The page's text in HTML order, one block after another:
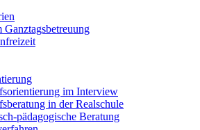
Ganztagsbetreuung
im Interview
in der Realschule
pädagogische Beratung